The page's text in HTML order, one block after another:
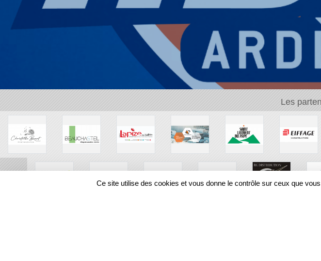
Les
Ce site utilise des cookies et vous donne le contrôle sur ceux que